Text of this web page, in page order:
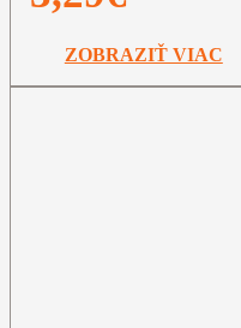
ZOBRAZIŤ VIAC